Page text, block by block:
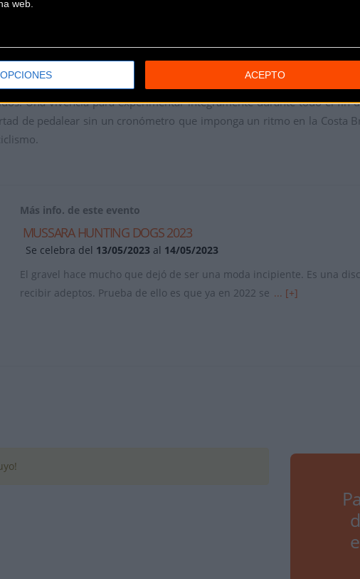
web.
ACEPTO
la prueba a las localidades y que se sientan más involucradas
final.
la naturaleza del gravel de una manera más distendida,
Una vivencia para experimentar íntegramente durante todo el fin
de pedalear sin un cronómetro que imponga un ritmo en la Costa
Más info. de este evento
MUSSARA HUNTING DOGS 2023
Se celebra del 13/05/2023 al 14/05/2023
El gravel hace mucho que dejó de ser una moda incipiente. Es una
recibir adeptos. Prueba de ello es que ya en 2022 se ... [+]